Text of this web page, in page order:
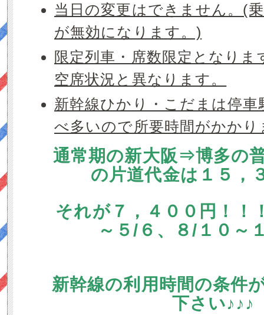
当日の変更はできません。(
が無効になります。)
限定列車・席数限定となりま
空席状況と異なります。
新幹線ひかり・こだまは停
べ多いので所要時間がかかり
通常期の新大阪⇒博多の
の片道代金は１５，
それが７，４００円！！
～５/６、８/１０～
新幹線の利用時間の条件
下さい♪♪♪